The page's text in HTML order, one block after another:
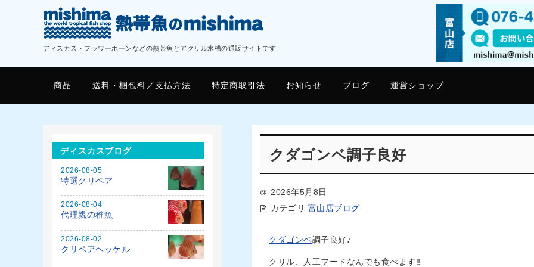
ディスカス・フラワーホーンなどの熱帯魚とアクリル水槽の通販サイトです
商品 送料・梱包料／支払方法 特定商取引法 お知らせ ブログ 運営ショップ
クダゴンベ調子良好
2026年5月8日
カテゴリ 富山店ブログ
クダゴンベ調子良好♪
クリル、人工フードなんでも食べます‼️
ディスカスブログ
2026-08-05
特選クリペア
2026-08-04
代理親の稚魚
2026-08-02
クリペアヘッケル